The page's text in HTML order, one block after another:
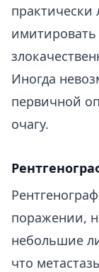
имитировать
Иногда
первичной
очагу.
поражении,
небольшие
что